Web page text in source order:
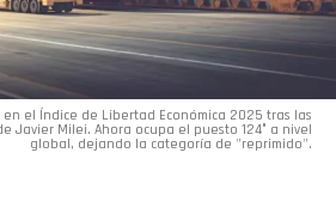
el Índice de Libertad Económica 2025 tras las
Javier Milei. Ahora ocupa el puesto 124° a nivel
global, dejando la categoría de "reprimido".